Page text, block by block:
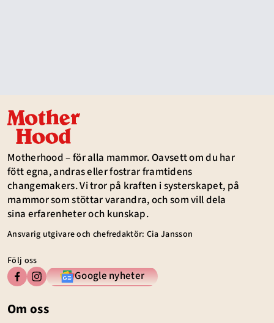
Motherhood – för alla mammor. Oavsett om du har
fött egna, andras eller fostrar framtidens
changemakers. Vi tror på kraften i systerskapet, på
mammor som stöttar varandra, och som vill dela
sina erfarenheter och kunskap.
Ansvarig utgivare och chefredaktör: Cia Jansson
Följ oss
Google nyheter
Om oss